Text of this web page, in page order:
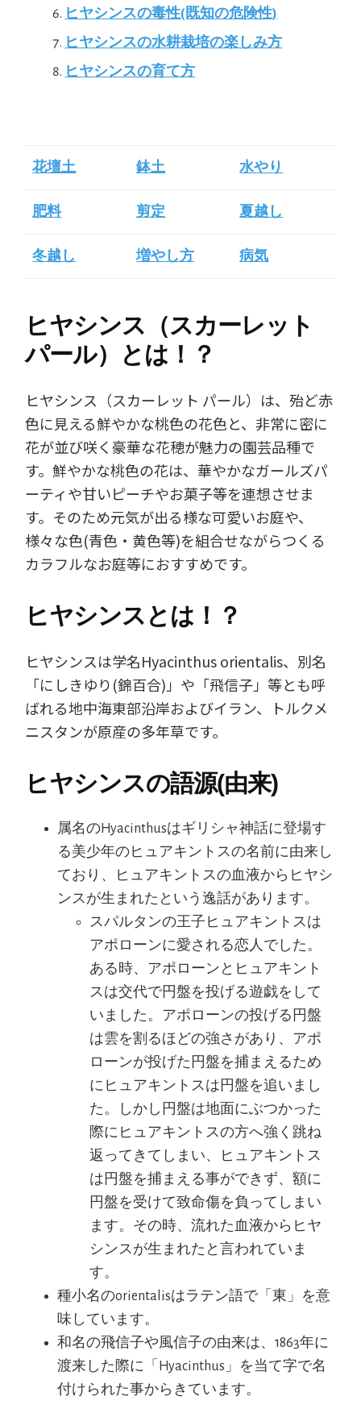
ヒヤシンスの毒性(既知の危険性)
ヒヤシンスの水耕栽培の楽しみ方
ヒヤシンスの育て方
花壇土 鉢土 水やり
肥料 剪定 夏越し
冬越し 増やし方 病気
ヒヤシンス（スカーレット
パール）とは！？
ヒヤシンス（スカーレット パール）は、殆ど赤
色に見える鮮やかな桃色の花色と、非常に密に
花が並び咲く豪華な花穂が魅力の園芸品種で
す。鮮やかな桃色の花は、華やかなガールズパ
ーティや甘いピーチやお菓子等を連想させま
す。そのため元気が出る様な可愛いお庭や、
様々な色(青色・黄色等)を組合せながらつくる
カラフルなお庭等におすすめです。
ヒヤシンスとは！？
ヒヤシンスは学名Hyacinthus orientalis、別名
「にしきゆり(錦百合)」や「飛信子」等とも呼
ばれる地中海東部沿岸およびイラン、トルクメ
ニスタンが原産の多年草です。
ヒヤシンスの語源(由来)
属名のHyacinthusはギリシャ神話に登場す
る美少年のヒュアキントスの名前に由来し
ており、ヒュアキントスの血液からヒヤシ
ンスが生まれたという逸話があります。
スパルタンの王子ヒュアキントスは
アポローンに愛される恋人でした。
ある時、アポローンとヒュアキント
スは交代で円盤を投げる遊戯をして
いました。アポローンの投げる円盤
は雲を割るほどの強さがあり、アポ
ローンが投げた円盤を捕まえるため
にヒュアキントスは円盤を追いまし
た。しかし円盤は地面にぶつかった
際にヒュアキントスの方へ強く跳ね
返ってきてしまい、ヒュアキントス
は円盤を捕まえる事ができず、額に
円盤を受けて致命傷を負ってしまい
ます。その時、流れた血液からヒヤ
シンスが生まれたと言われていま
す。
種小名のorientalisはラテン語で「東」を意
味しています。
和名の飛信子や風信子の由来は、1863年に
渡来した際に「Hyacinthus」を当て字で名
付けられた事からきています。